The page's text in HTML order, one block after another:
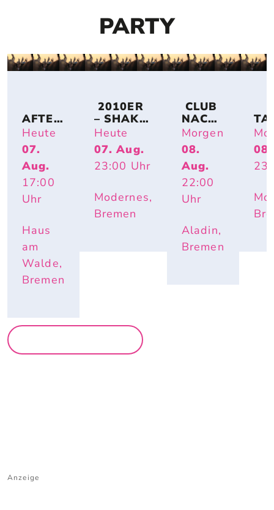
PARTY
AFTER
-
WORK
-
PARTY
OPEN
AIR
Heute
07.
Aug.
17:00
Uhr
Haus
am
Walde,
Bremen
2010ER
– SHAKE
IT OFF
Heute
07. Aug.
23:00 Uhr
Modernes,
Bremen
CLUB
NACH
T
Morgen
08.
Aug.
22:00
Uhr
Aladin,
Bremen
Anzeige